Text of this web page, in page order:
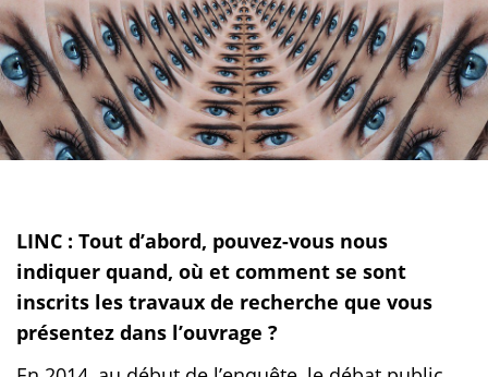
LINC : Tout d’abord, pouvez-vous nous
indiquer quand, où et comment se sont
inscrits les travaux de recherche que vous
présentez dans l’ouvrage ?